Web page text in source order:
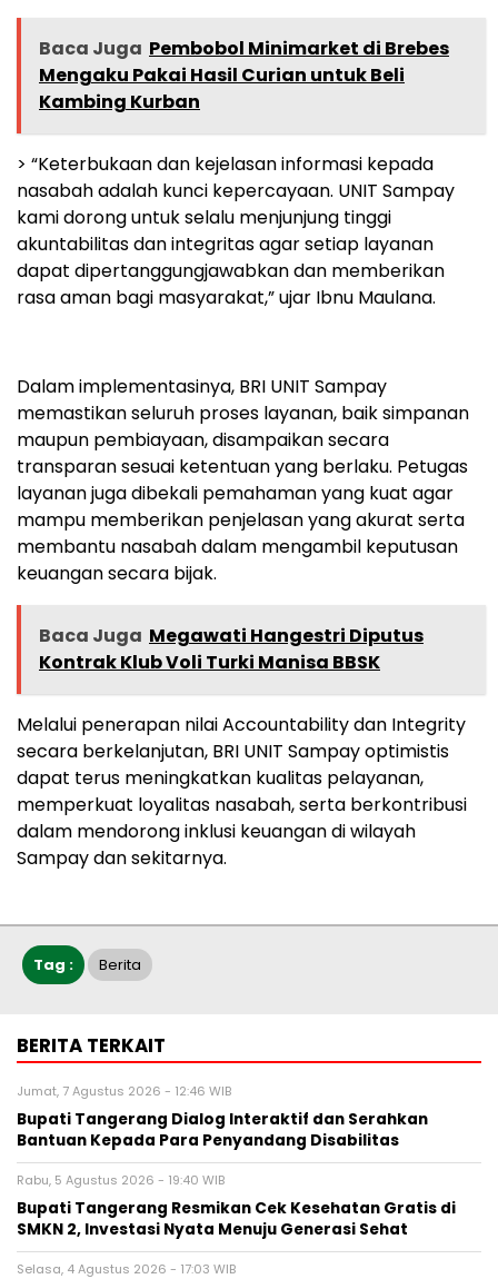
Baca Juga Pembobol Minimarket di Brebes
Mengaku Pakai Hasil Curian untuk Beli
Kambing Kurban
> “Keterbukaan dan kejelasan informasi kepada
nasabah adalah kunci kepercayaan. UNIT Sampay
kami dorong untuk selalu menjunjung tinggi
akuntabilitas dan integritas agar setiap layanan
dapat dipertanggungjawabkan dan memberikan
rasa aman bagi masyarakat,” ujar Ibnu Maulana.
Dalam implementasinya, BRI UNIT Sampay
memastikan seluruh proses layanan, baik simpanan
maupun pembiayaan, disampaikan secara
transparan sesuai ketentuan yang berlaku. Petugas
layanan juga dibekali pemahaman yang kuat agar
mampu memberikan penjelasan yang akurat serta
membantu nasabah dalam mengambil keputusan
keuangan secara bijak.
Baca Juga Megawati Hangestri Diputus
Kontrak Klub Voli Turki Manisa BBSK
Melalui penerapan nilai Accountability dan Integrity
secara berkelanjutan, BRI UNIT Sampay optimistis
dapat terus meningkatkan kualitas pelayanan,
memperkuat loyalitas nasabah, serta berkontribusi
dalam mendorong inklusi keuangan di wilayah
Sampay dan sekitarnya.
Tag : Berita
BERITA TERKAIT
Jumat, 7 Agustus 2026 - 12:46 WIB
Bupati Tangerang Dialog Interaktif dan Serahkan
Bantuan Kepada Para Penyandang Disabilitas
Rabu, 5 Agustus 2026 - 19:40 WIB
‎Bupati Tangerang Resmikan Cek Kesehatan Gratis di
SMKN 2, Investasi Nyata Menuju Generasi Sehat
Selasa, 4 Agustus 2026 - 17:03 WIB